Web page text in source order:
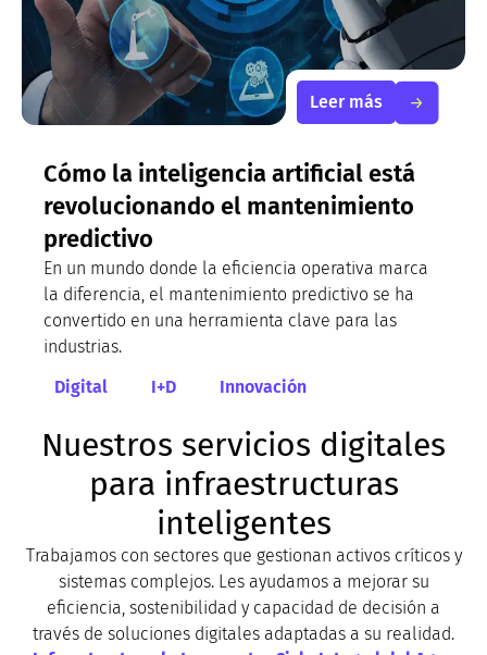
Leer más
Cómo la inteligencia artificial está
revolucionando el mantenimiento
predictivo
En un mundo donde la eficiencia operativa marca
la diferencia, el mantenimiento predictivo se ha
convertido en una herramienta clave para las
industrias.
Digital
I+D Innovación
Nuestros servicios digitales
para infraestructuras
inteligentes
Trabajamos con sectores que gestionan activos críticos y
sistemas complejos. Les ayudamos a mejorar su
eficiencia, sostenibilidad y capacidad de decisión a
través de soluciones digitales adaptadas a su realidad.